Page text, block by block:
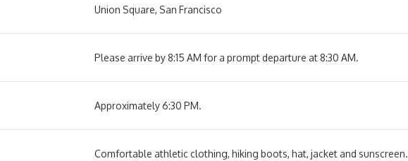
Union Square, San Francisco
Please arrive by 8:15 AM for a prompt departure at 8:30 AM.
Approximately 6:30 PM.
Comfortable athletic clothing, hiking boots, hat, jacket and sunscreen.